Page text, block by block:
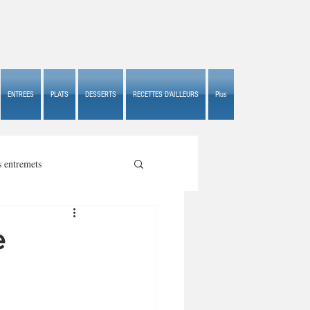
ENTREES PLATS DESSERTS RECETTES D'AILLEURS Plus
entremets